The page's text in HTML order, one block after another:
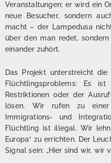
Veranstaltungen; er wird ein
neue Besucher, sondern
macht – der Lampedusa
über den man redet,
einander zuhört.
Das Projekt unterstreicht
Flüchtlingsproblems: Es
Restriktionen oder der
lösen. Wir rufen zu einer
Immigrations- und
Flüchtling ist illegal. Wir
Europa“ zu errichten. Der
Signal sein: „Hier sind wir, wir